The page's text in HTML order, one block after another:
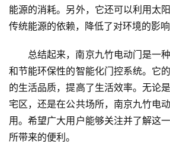
首
入
户
门
卧
能源的消耗。另外，它还可以利用太
传统能源的依赖，降低了对环境的影响
总结起来，南京九竹电动门是一
和节能环保性的智能化门控系统。它
的生活品质，提高了生活效率。无论
宅区，还是在公共场所，南京九竹电
用。希望广大用户能够关注并了解这
所带来的便利。